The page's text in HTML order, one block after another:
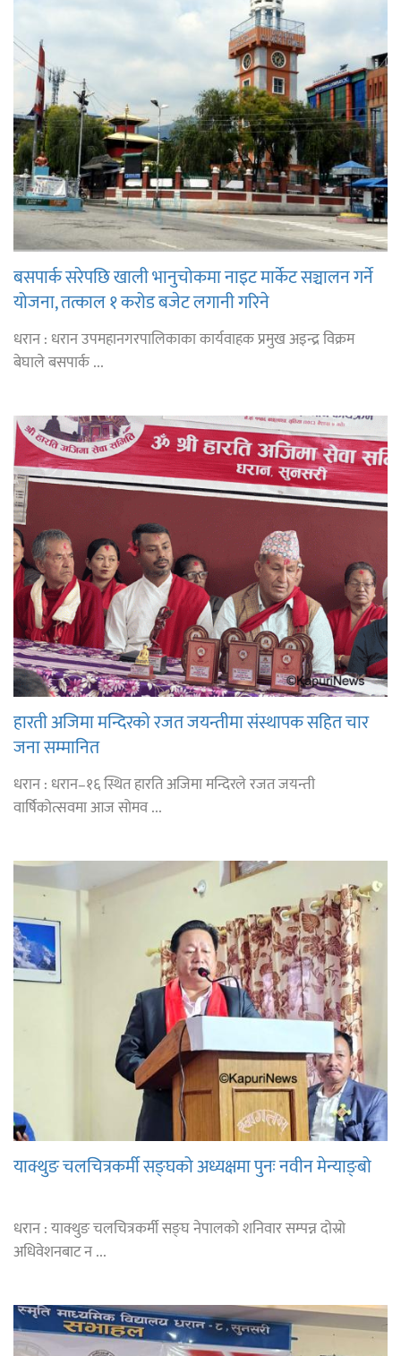
बसपार्क सरेपछि खाली भानुचोकमा नाइट मार्केट सञ्चालन गर्ने
योजना, तत्काल १ करोड बजेट लगानी गरिने
धरान : धरान उपमहानगरपालिकाका कार्यवाहक प्रमुख अइन्द्र विक्रम
बेघाले बसपार्क ...
हारती अजिमा मन्दिरको रजत जयन्तीमा संस्थापक सहित चार
जना सम्मानित
धरान : धरान–१६ स्थित हारति अजिमा मन्दिरले रजत जयन्ती
वार्षिकोत्सवमा आज सोमव ...
याक्थुङ चलचित्रकर्मी सङ्घको अध्यक्षमा पुनः नवीन मेन्याङ्बो
धरान : याक्थुङ चलचित्रकर्मी सङ्घ नेपालको शनिवार सम्पन्न दोस्रो
अधिवेशनबाट न ...